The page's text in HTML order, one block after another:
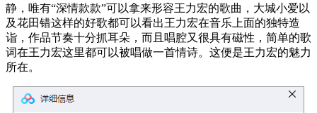
静，唯有“深情款款”可以拿来形容王力宏的歌曲，大城小爱以
及花田错这样的好歌都可以看出王力宏在音乐上面的独特造
诣，作品节奏十分抓耳朵，而且唱腔又很具有磁性，简单的歌
词在王力宏这里都可以被唱做一首情诗。这便是王力宏的魅力
所在。